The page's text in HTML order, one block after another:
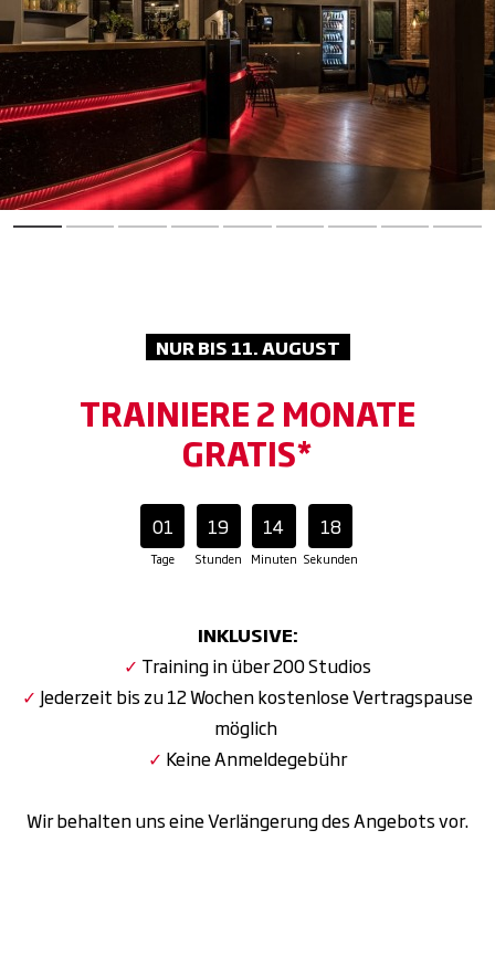
NUR BIS 11. AUGUST
TRAINIERE 2 MONATE
GRATIS*
01
Tage
19
Stunden
14
Minuten
17
Sekunden
INKLUSIVE:
✓ Training in über 200 Studios
✓ Jederzeit bis zu 12 Wochen kostenlose Vertragspause
möglich
✓ Keine Anmeldegebühr
Wir behalten uns eine Verlängerung des Angebots vor.